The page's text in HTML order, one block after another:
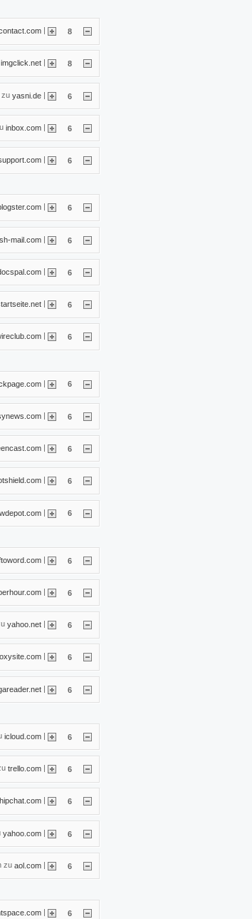
8
imgclick.net 8
zu yasni.de | 6
inbox.com | 6
| 6
6
mail.com | 6
| 6
| 6
6
| 6
| 6
| 6
6
| 6
| 6
| 6
yahoo.net 6
6
| 6
icloud.com | 6
trello.com | 6
hipchat.com 6
yahoo.com | 6
zu aol.com | 6
| 6